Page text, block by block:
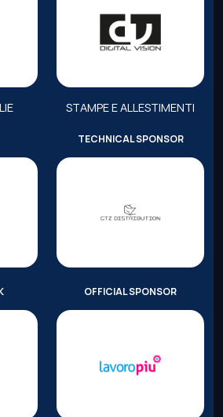
STAMPE E ALLESTIMENTI
TECHNICAL SPONSOR
OFFICIAL SPONSOR